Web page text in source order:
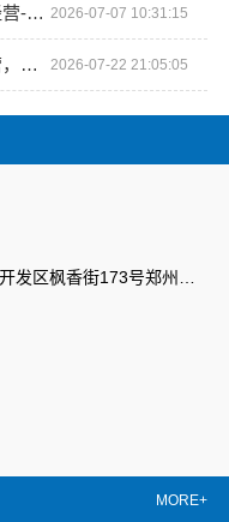
MORE+
社区轻投入硬折扣零食铺低风险经营-河南零百味供应链有限公司 2026-07-07 10:31:15
社区轻投入硬折扣零食低风险经营，河南零百味供应链有限公司护航 2026-07-22 21:05:05